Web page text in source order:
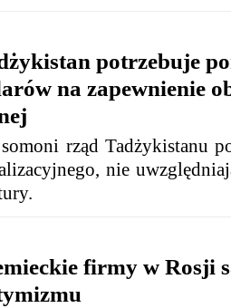
potrzebuje
na zapewnienie
rząd Tadżykistanu
nie
firmy w Rosji